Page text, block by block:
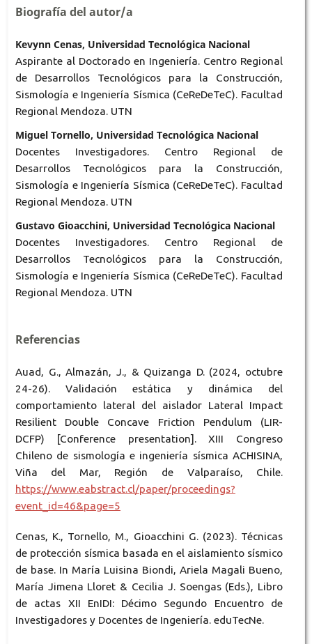
Biografía del autor/a
Kevynn Cenas, Universidad Tecnológica Nacional
Aspirante al Doctorado en Ingeniería. Centro Regional
de Desarrollos Tecnológicos para la Construcción,
Sismología e Ingeniería Sísmica (CeReDeTeC). Facultad
Regional Mendoza. UTN
Miguel Tornello, Universidad Tecnológica Nacional
Docentes Investigadores. Centro Regional de
Desarrollos Tecnológicos para la Construcción,
Sismología e Ingeniería Sísmica (CeReDeTeC). Facultad
Regional Mendoza. UTN
Gustavo Gioacchini, Universidad Tecnológica Nacional
Docentes Investigadores. Centro Regional de
Desarrollos Tecnológicos para la Construcción,
Sismología e Ingeniería Sísmica (CeReDeTeC). Facultad
Regional Mendoza. UTN
Referencias
Auad, G., Almazán, J., & Quizanga D. (2024, octubre
24-26). Validación estática y dinámica del
comportamiento lateral del aislador Lateral Impact
Resilient Double Concave Friction Pendulum (LIR-
DCFP) [Conference presentation]. XIII Congreso
Chileno de sismología e ingeniería sísmica ACHISINA,
Viña del Mar, Región de Valparaíso, Chile.
https://www.eabstract.cl/paper/proceedings?
event_id=46&page=5
Cenas, K., Tornello, M., Gioacchini G. (2023). Técnicas
de protección sísmica basada en el aislamiento sísmico
de base. In María Luisina Biondi, Ariela Magali Bueno,
María Jimena Lloret & Cecilia J. Soengas (Eds.), Libro
de actas XII EnIDI: Décimo Segundo Encuentro de
Investigadores y Docentes de Ingeniería. eduTecNe.